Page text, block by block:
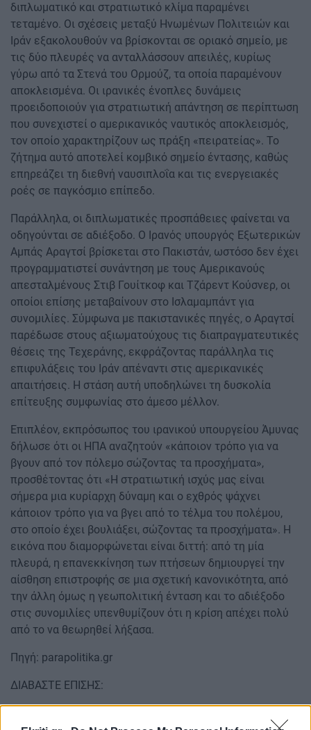
διπλωματικό και στρατιωτικό κλίμα παραμένει
τεταμένο. Οι σχέσεις μεταξύ Ηνωμένων Πολιτειών και
Ιράν εξακολουθούν να βρίσκονται σε οριακό σημείο, με
τις δύο πλευρές να ανταλλάσσουν απειλές, κυρίως
γύρω από τα Στενά του Ορμούζ, τα οποία παραμένουν
αποκλεισμένα. Οι ιρανικές ένοπλες δυνάμεις
προειδοποιούν για στρατιωτική απάντηση σε περίπτωση
που συνεχιστεί ο αμερικανικός ναυτικός αποκλεισμός,
τον οποίο χαρακτηρίζουν ως πράξη «πειρατείας». Το
ζήτημα αυτό αποτελεί κομβικό σημείο έντασης, καθώς
επηρεάζει τη διεθνή ναυσιπλοΐα και τις ενεργειακές
ροές σε παγκόσμιο επίπεδο.
Παράλληλα, οι διπλωματικές προσπάθειες φαίνεται να
οδηγούνται σε αδιέξοδο. Ο Ιρανός υπουργός Εξωτερικών
Αμπάς Αραγτσί βρίσκεται στο Πακιστάν, ωστόσο δεν έχει
προγραμματιστεί συνάντηση με τους Αμερικανούς
απεσταλμένους Στιβ Γουίτκοφ και Τζάρεντ Κούσνερ, οι
οποίοι επίσης μεταβαίνουν στο Ισλαμαμπάντ για
συνομιλίες. Σύμφωνα με πακιστανικές πηγές, ο Αραγτσί
παρέδωσε στους αξιωματούχους τις διαπραγματευτικές
θέσεις της Τεχεράνης, εκφράζοντας παράλληλα τις
επιφυλάξεις του Ιράν απέναντι στις αμερικανικές
απαιτήσεις. Η στάση αυτή υποδηλώνει τη δυσκολία
επίτευξης συμφωνίας στο άμεσο μέλλον.
Επιπλέον, εκπρόσωπος του ιρανικού υπουργείου Άμυνας
δήλωσε ότι οι ΗΠΑ αναζητούν «κάποιον τρόπο για να
βγουν από τον πόλεμο σώζοντας τα προσχήματα»,
προσθέτοντας ότι «Η στρατιωτική ισχύς μας είναι
σήμερα μια κυρίαρχη δύναμη και ο εχθρός ψάχνει
κάποιον τρόπο για να βγει από το τέλμα του πολέμου,
στο οποίο έχει βουλιάξει, σώζοντας τα προσχήματα». Η
εικόνα που διαμορφώνεται είναι διττή: από τη μία
πλευρά, η επανεκκίνηση των πτήσεων δημιουργεί την
αίσθηση επιστροφής σε μια σχετική κανονικότητα, από
την άλλη όμως η γεωπολιτική ένταση και το αδιέξοδο
στις συνομιλίες υπενθυμίζουν ότι η κρίση απέχει πολύ
από το να θεωρηθεί λήξασα.
Πηγή: parapolitika.gr
ΔΙΑΒΑΣΤΕ ΕΠΙΣΗΣ: